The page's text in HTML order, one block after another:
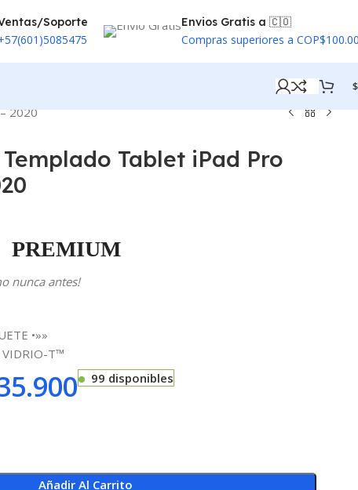
Soporte Envios Gratis a 🇨🇴
Compras superiores a
$
2020
Tablet iPad Pro
nunca antes!
•»»
T™
99 disponibles
Añadir Al Carrito